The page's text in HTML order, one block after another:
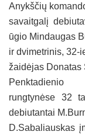
Anykščių
savaitgalį
ūgio Mindaugas
ir dvimetrinis, 32-
žaidėjas Donatas
Penktadienio
rungtynėse 32
debiutantai
D.Sabaliauskas